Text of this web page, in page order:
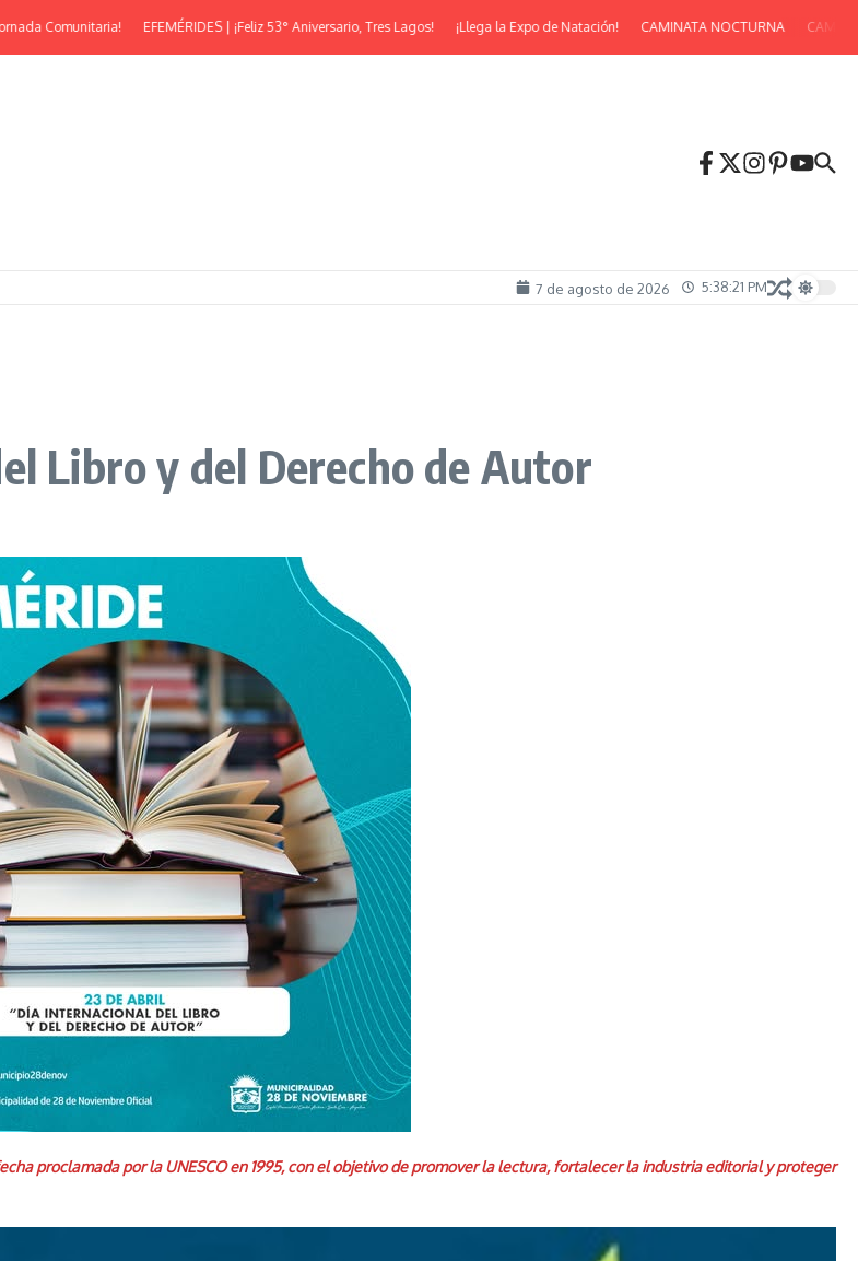
Comunitaria! EFEMÉRIDES | ¡Feliz 53° Aniversario, Tres Lagos! ¡Llega la Expo de Natación! CAMINATA NOCTURNA CAMINATA
7 de agosto de 2026 5:38:22 PM
Libro y del Derecho de Autor
proclamada por la UNESCO en 1995, con el objetivo de promover la lectura, fortalecer la industria editorial y proteger